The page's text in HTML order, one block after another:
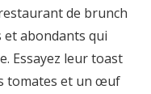
de brunch
et abondants qui
Essayez leur toast
tomates et un œuf